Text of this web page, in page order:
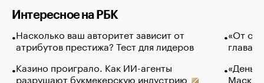
Интересное на РБК
Насколько ваш авторитет зависит от
атрибутов престижа? Тест для лидеров
Казино проиграло. Как ИИ-агенты
разрушают букмекерскую индустрию
«От
глава
Маск в